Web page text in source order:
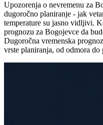
Upozorenja o nevremenu za
dugoročno planiranje - jak
temperature su jasno vidljivi.
prognozu za Bogojevce da
Dugoročna vremenska
vrste planiranja, od odmora